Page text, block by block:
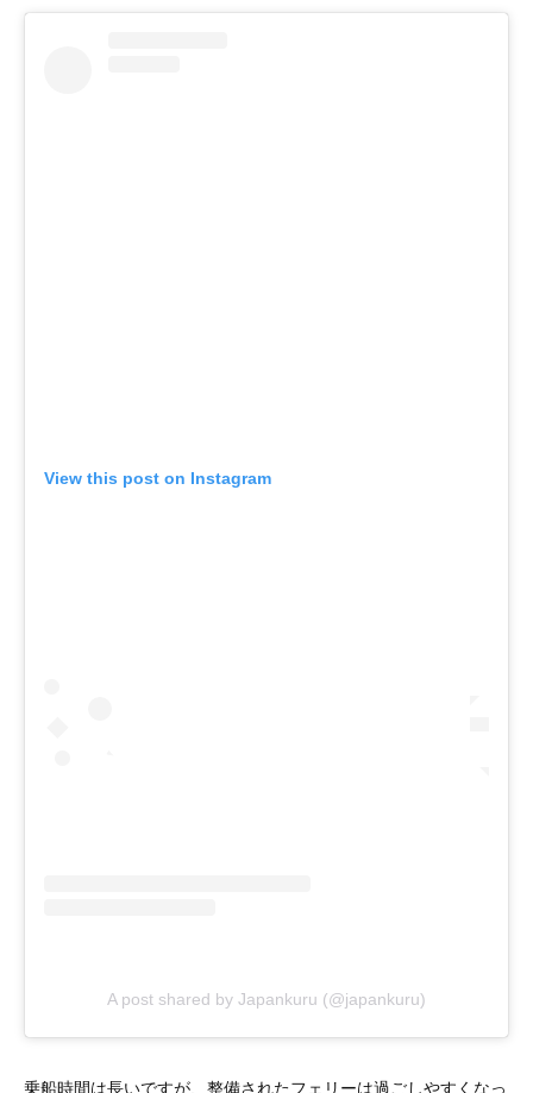
View this post on Instagram
A post shared by Japankuru (@japankuru)
乗船時間は長いですが、整備されたフェリーは過ごしやすくなっ